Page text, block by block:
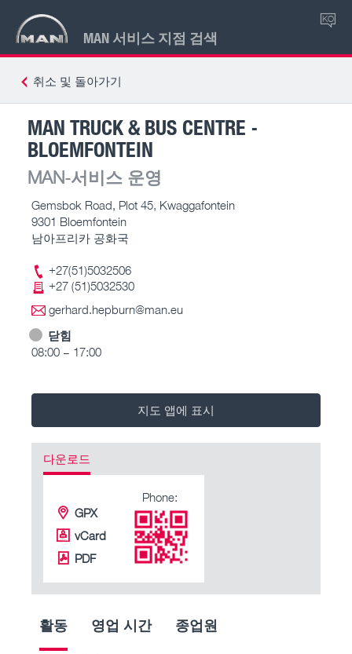
MAN 서비스 지점 검색
KO
취소 및 돌아가기
MAN TRUCK & BUS CENTRE -
BLOEMFONTEIN
MAN-서비스 운영
Gemsbok Road, Plot 45, Kwaggafontein
9301 Bloemfontein
남아프리카 공화국
+27(51)5032506
+27 (51)5032530
gerhard.hepburn@man.eu
닫힘
08:00 – 17:00
지도 앱에 표시
다운로드
GPX
vCard
PDF
Phone:
활동 영업 시간 종업원